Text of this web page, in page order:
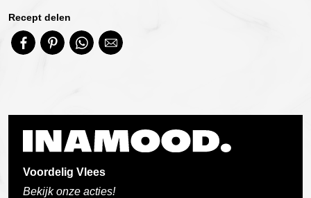
Recept delen
Voordelig Vlees
Bekijk onze acties!